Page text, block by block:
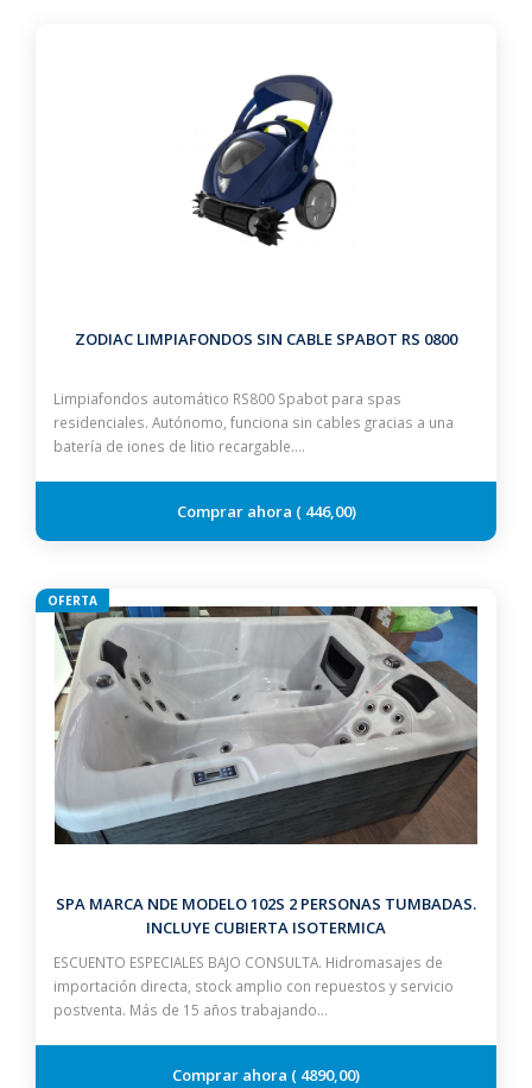
ZODIAC LIMPIAFONDOS SIN CABLE SPABOT RS 0800
Limpiafondos automático RS800 Spabot para spas
residenciales. Autónomo, funciona sin cables gracias a una
batería de iones de litio recargable.…
446,00
OFERTA
SPA MARCA NDE MODELO 102S 2 PERSONAS TUMBADAS.
INCLUYE CUBIERTA ISOTERMICA
ESCUENTO ESPECIALES BAJO CONSULTA. Hidromasajes de
importación directa, stock amplio con repuestos y servicio
postventa. Más de 15 años trabajando…
4890,00